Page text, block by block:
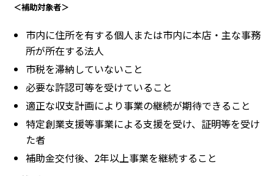
＜補助対象者＞
市内に住所を有する個人または市内に本店・主な事務
所が所在する法人
市税を滞納していないこと
必要な許認可等を受けていること
適正な収支計画により事業の継続が期待できること
特定創業支援等事業による支援を受け、証明等を受け
た者
補助金交付後、2年以上事業を継続すること